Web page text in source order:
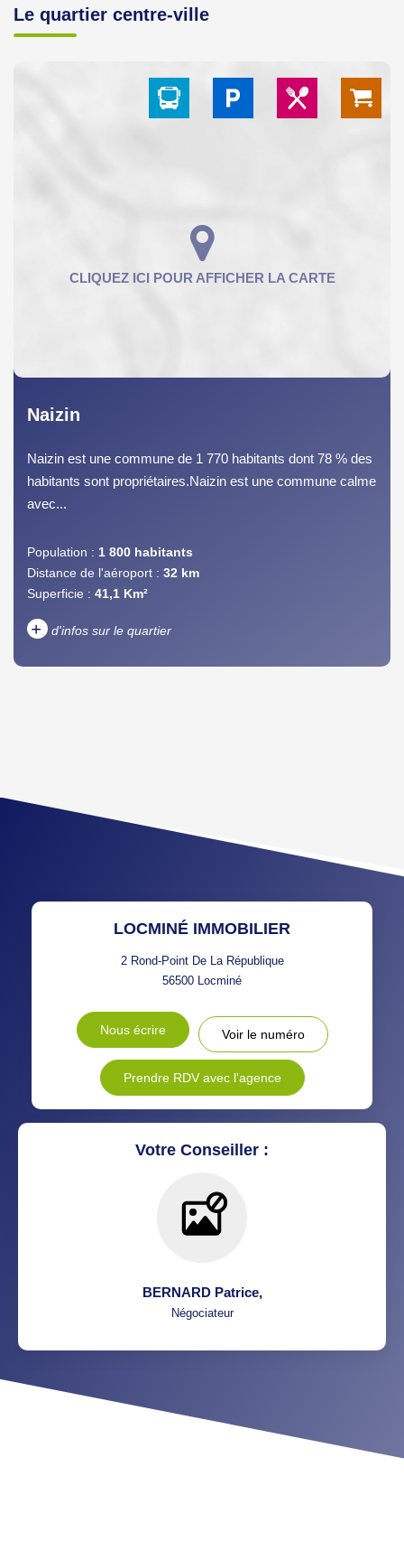
Le quartier centre-ville
Naizin
Naizin est une commune de 1 770 habitants dont 78 % des
habitants sont propriétaires.Naizin est une commune calme
avec...
Population : 1 800 habitants
Distance de l'aéroport : 32 km
Superficie : 41,1 Km²
+ d'infos sur le quartier
TAUX DE PROPRIÉTAIRES
PART DES MÉNAGES SANS
DISTANCE DE L'AÉROPORT :
LOCMINÉ IMMOBILIER
2 Rond-Point De La République
56500 Locminé
Nous écrire Voir le numéro
Prendre RDV avec l'agence
Votre Conseiller :
BERNARD Patrice,
Négociateur